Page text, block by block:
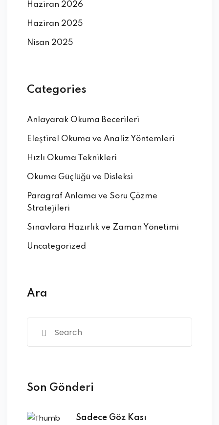
Haziran 2026
Haziran 2025
Nisan 2025
Categories
Anlayarak Okuma Becerileri
Eleştirel Okuma ve Analiz Yöntemleri
Hızlı Okuma Teknikleri
Okuma Güçlüğü ve Disleksi
Paragraf Anlama ve Soru Çözme
Stratejileri
Sınavlara Hazırlık ve Zaman Yönetimi
Uncategorized
Ara
Son Gönderi
Sadece Göz Kası